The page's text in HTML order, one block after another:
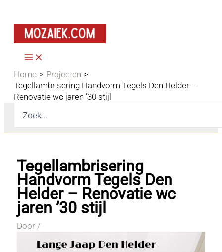
naar
inhoud
Home
Projecten
Tegellambrisering Handvorm Tegels Den Helder –
Renovatie wc jaren ’30 stijl
naar:
Tegellambrisering
Handvorm Tegels Den
Helder – Renovatie wc
jaren ’30 stijl
Door /